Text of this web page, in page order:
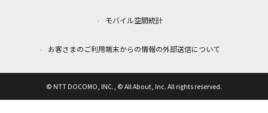
モバイル空間統計
お客さまのご利用端末からの情報の外部送信について
© NTT DOCOMO, INC., © All About, Inc. All rights reserved.